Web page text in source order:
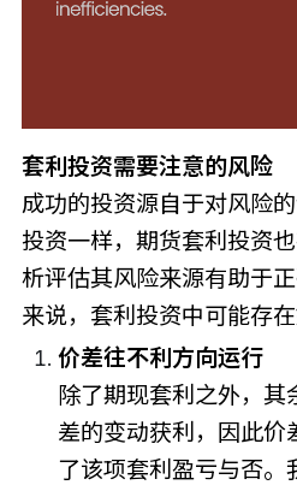
套利投资需要注意的风险
成功的投资源自于对风险
投资一样，期货套利投资
析评估其风险来源有助于
来说，套利投资中可能存在
价差往不利方向运行
除了期现套利之外，其
差的变动获利，因此价
了该项套利盈亏与否。